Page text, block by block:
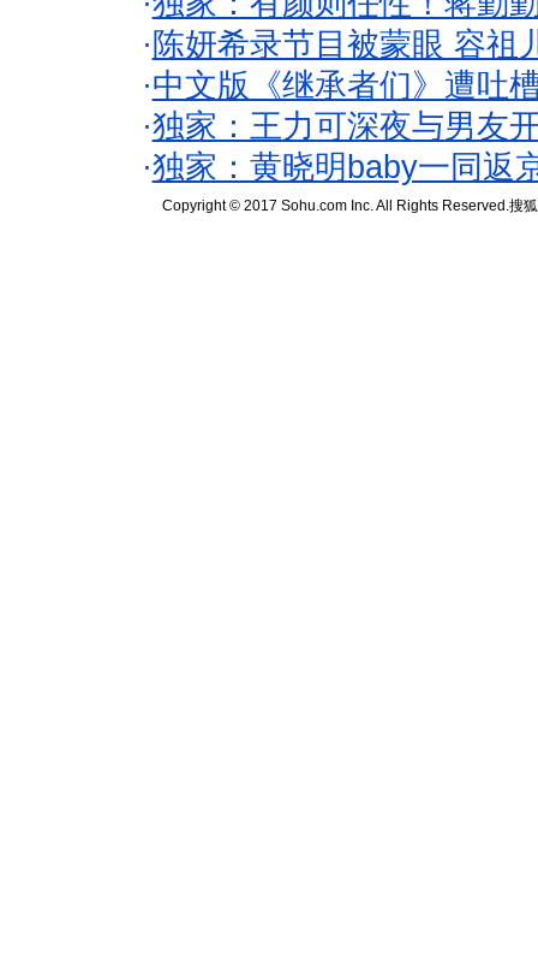
· 陈妍希录节目被蒙眼 容祖
·中文版《继承者们》遭吐
·独家：王力可深夜与男友
·独家：黄晓明baby一同返
Copyright © 2017 Sohu.com Inc. All Rights Reserved.搜